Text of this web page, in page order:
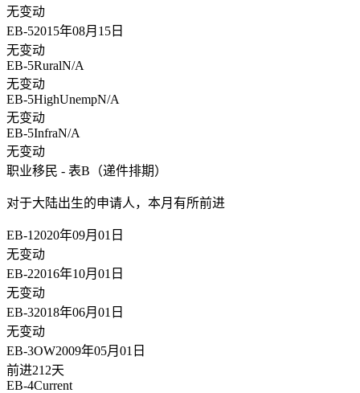
无变动
EB-52015年08月15日
无变动
EB-5RuralN/A
无变动
EB-5HighUnempN/A
无变动
EB-5InfraN/A
无变动
职业移民 - 表B（递件排期）
对于大陆出生的申请人， 本月有所前进
EB-1 2020年09月01日
无变动
EB-22016年10月01日
无变动
EB-32018年06月01日
无变动
EB-3OW2009年05月01日
前进212天
EB-4Current